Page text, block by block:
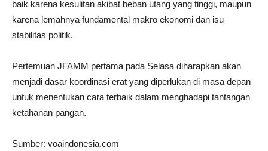
baik karena kesulitan akibat beban utang yang tinggi, maupun
karena lemahnya fundamental makro ekonomi dan isu
stabilitas politik.
Pertemuan JFAMM pertama pada Selasa diharapkan akan
menjadi dasar koordinasi erat yang diperlukan di masa depan
untuk menentukan cara terbaik dalam menghadapi tantangan
ketahanan pangan.
Sumber: voaindonesia.com